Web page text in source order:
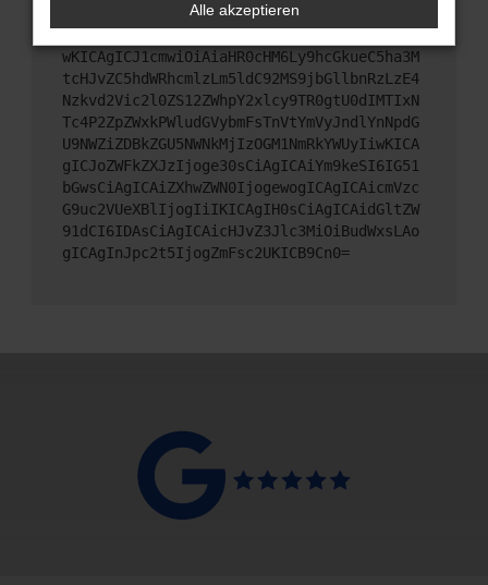
ewogICJuYW1lIjogIk5ldHdvcmtFcnJvciIsCiAgI
mNvbmZpZyI6IHsKICAgICJtZXRob2QiOiAiR0VUIi
wKICAgICJ1cmwiOiAiaHR0cHM6Ly9hcGkueC5ha3M
tcHJvZC5hdWRhcmlzLm5ldC92MS9jbGllbnRzLzE4
Nzkvd2Vic2l0ZS12ZWhpY2xlcy9TR0gtU0dIMTIxN
Tc4P2ZpZWxkPWludGVybmFsTnVtYmVyJndlYnNpdG
U9NWZiZDBkZGU5NWNkMjIzOGM1NmRkYWUyIiwKICA
gICJoZWFkZXJzIjoge30sCiAgICAiYm9keSI6IG51
bGwsCiAgICAiZXhwZWN0IjogewogICAgICAicmVzc
G9uc2VUeXBlIjogIiIKICAgIH0sCiAgICAidGltZW
91dCI6IDAsCiAgICAicHJvZ3Jlc3MiOiBudWxsLAo
gICAgInJpc2t5IjogZmFsc2UKICB9Cn0=
Alle akzeptieren